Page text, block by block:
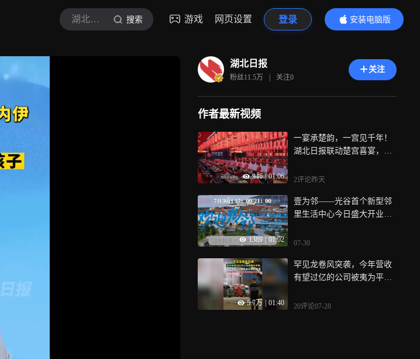
湖北日报 搜索 游戏 网页设置 登录
安装电脑版
内容更精彩
湖北日报
粉丝11.5万 | 关注0
关注
作者最新视频
946 | 01:06
一宴承楚韵，一宫见千年！
湖北日报联动楚宫喜宴，溯
春秋王室大婚盛宴
2评论昨天
1389 | 01:02
壹为邻——光谷首个新型邻
里生活中心今日盛大开业，
动：武汉首届甘甘好糖水
乐节、乌镇戏剧节巡游…17
点～21点，锁定湖北日报直
07-30
5.7万 01:40
罕见龙卷风突袭，今年营收
有望过亿的公司被夷为平
失去了父母和家当，在他感
20评论07-28